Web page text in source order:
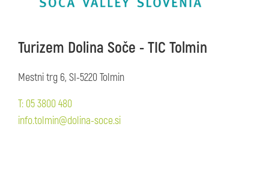
Turizem Dolina Soče - TIC Tolmin
Mestni trg 6, SI-5220 Tolmin
T: 05 3800 480
info.tolmin@dolina-soce.si